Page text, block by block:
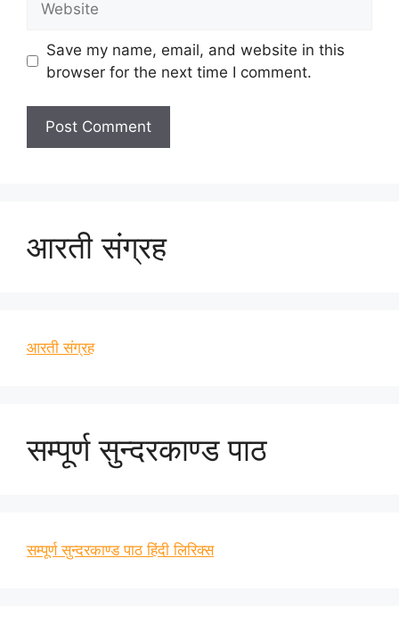
Save my name, email, and website in this
browser for the next time I comment.
आरती संग्रह
आरती संग्रह
सम्पूर्ण सुन्दरकाण्ड पाठ
सम्पूर्ण सुन्दरकाण्ड पाठ हिंदी लिरिक्स